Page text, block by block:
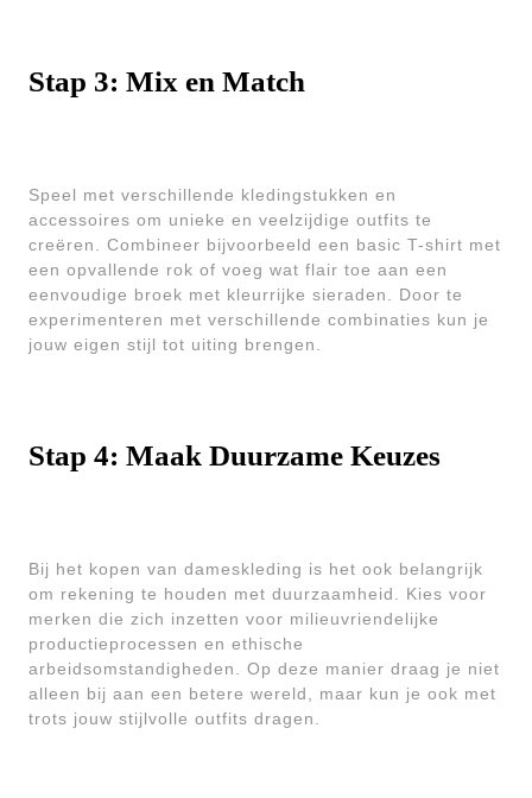
Stap 3: Mix en Match
Speel met verschillende kledingstukken en
accessoires om unieke en veelzijdige outfits te
creëren. Combineer bijvoorbeeld een basic T-shirt met
een opvallende rok of voeg wat flair toe aan een
eenvoudige broek met kleurrijke sieraden. Door te
experimenteren met verschillende combinaties kun je
jouw eigen stijl tot uiting brengen.
Stap 4: Maak Duurzame Keuzes
Bij het kopen van dameskleding is het ook belangrijk
om rekening te houden met duurzaamheid. Kies voor
merken die zich inzetten voor milieuvriendelijke
productieprocessen en ethische
arbeidsomstandigheden. Op deze manier draag je niet
alleen bij aan een betere wereld, maar kun je ook met
trots jouw stijlvolle outfits dragen.